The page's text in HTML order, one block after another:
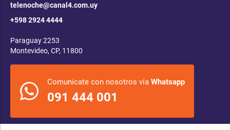
telenoche@canal4.com.uy
+598 2924 4444
Paraguay 2253
Montevideo, CP, 11800
Comunicate con nosotros via Whatsapp
091 444 001